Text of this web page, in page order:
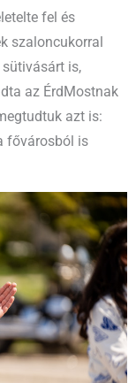
fel és
szaloncukorral
sütivásárt is,
az ÉrdMostnak
azt is:
fővárosból is